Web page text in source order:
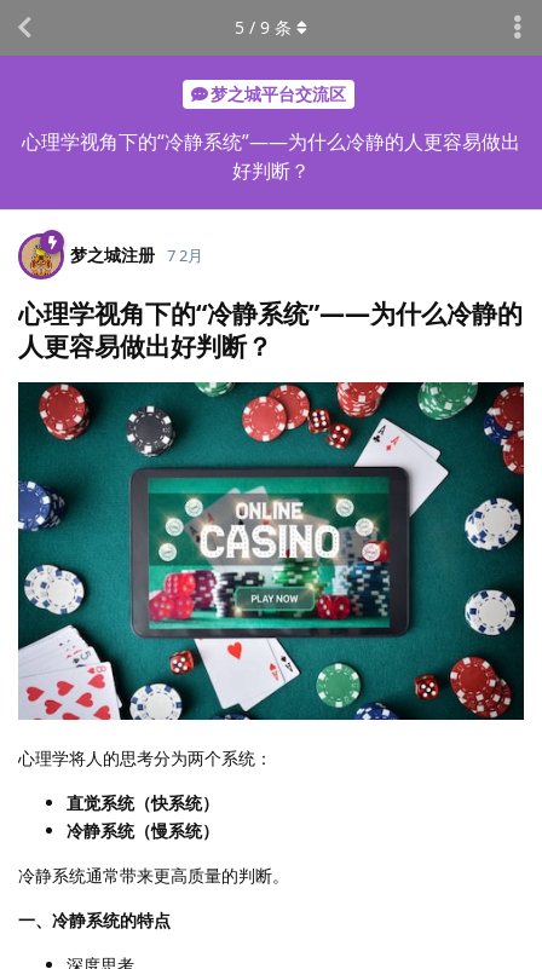
梦之城平台交流区
心理学视角下的“冷静系统”——为什么冷静的人更容易做出
好判断？
5 / 9 条
梦之城注册 7 2月
心理学视角下的“冷静系统”——为什么冷静的
人更容易做出好判断？
心理学将人的思考分为两个系统：
直觉系统（快系统）
冷静系统（慢系统）
冷静系统通常带来更高质量的判断。
一、冷静系统的特点